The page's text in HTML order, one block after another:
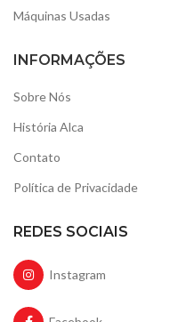
Máquinas Usadas
INFORMAÇÕES
Sobre Nós
História Alca
Contato
Política de Privacidade
REDES SOCIAIS
Instagram